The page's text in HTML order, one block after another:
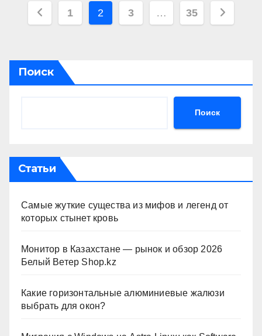
Пагинация
1 2 3 … 35
Поиск
Поиск
Статьи
Самые жуткие существа из мифов и легенд от
которых стынет кровь
Монитор в Казахстане — рынок и обзор 2026
Белый Ветер Shop.kz
Какие горизонтальные алюминиевые жалюзи
выбрать для окон?